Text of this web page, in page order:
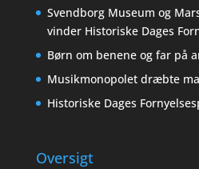
Svendborg Museum og
vinder Historiske Dages
Børn om benene og far på
Musikmonopolet dræbte
Historiske Dages
Oversigt